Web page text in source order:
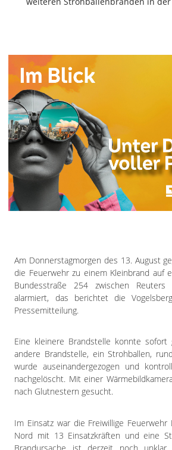
Kirtorf
Schwalmtal
Ulrichstein
Wartenberg
Schwalm
Fulda
Gießen
Impressum
Am Donnerstagmorgen des 13. August
die Feuerwehr zu einem Kleinbrand auf
Bundesstraße 254 zwischen Reuters
alarmiert, das berichtet die
Pressemitteilung.
Eine kleinere Brandstelle konnte sofort
andere Brandstelle, ein Strohballen,
wurde auseinandergezogen und
nachgelöscht. Mit einer
nach Glutnestern gesucht.
Im Einsatz war die Freiwillige Feuerwehr
Nord mit 13 Einsatzkräften und eine